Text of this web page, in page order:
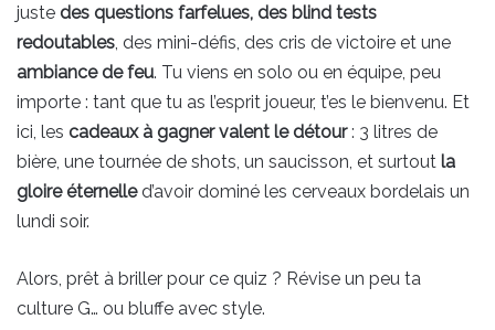
juste des questions farfelues, des blind tests
redoutables, des mini-défis, des cris de victoire et une
ambiance de feu. Tu viens en solo ou en équipe, peu
importe : tant que tu as l’esprit joueur, t’es le bienvenu. Et
ici, les cadeaux à gagner valent le détour: 3 litres de
bière, une tournée de shots, un saucisson, et surtout la
gloire éternelled’avoir dominé les cerveaux bordelais un
lundi soir.
Alors, prêt à briller pour ce quiz ? Révise un peu ta
culture G… ou bluffe avec style.